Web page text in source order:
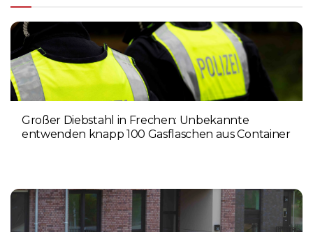
Großer Diebstahl in Frechen: Unbekannte
entwenden knapp 100 Gasflaschen aus Container